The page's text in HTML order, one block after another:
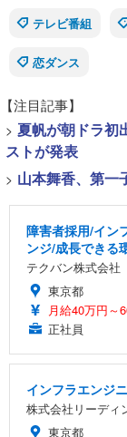
テレビ番組
恋ダンス
【注目記事】
> 夏帆が朝ドラ初
ストが発表
> 山本舞香、第一
障害者採用/イン
ンジ/成長できる
テクバン株式会社
東京都
月給40万円～
正社員
インフラエンジ
株式会社リーディ
東京都